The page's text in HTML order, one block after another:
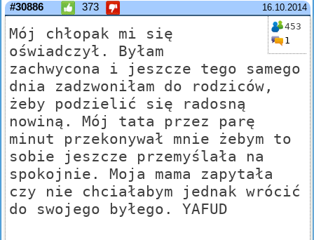
16.10.2014
#30886 373
453
1
Mój chłopak mi się
oświadczył. Byłam
zachwycona i jeszcze tego samego
dnia zadzwoniłam do rodziców,
żeby podzielić się radosną
nowiną. Mój tata przez parę
minut przekonywał mnie żebym to
sobie jeszcze przemyślała na
spokojnie. Moja mama zapytała
czy nie chciałabym jednak wrócić
do swojego byłego. YAFUD